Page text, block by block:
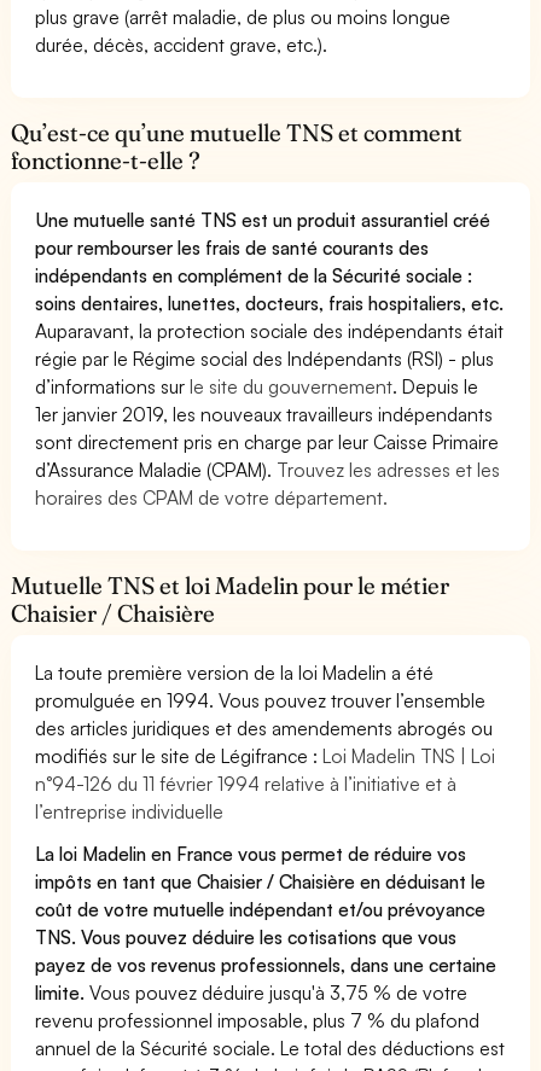
plus grave (arrêt maladie, de plus ou moins longue
durée, décès, accident grave, etc.).
Qu’est-ce qu’une mutuelle TNS et comment
fonctionne-t-elle ?
Une mutuelle santé TNS est un produit assurantiel créé
pour rembourser les frais de santé courants des
indépendants en complément de la Sécurité sociale :
soins dentaires, lunettes, docteurs, frais hospitaliers, etc.
Auparavant, la protection sociale des indépendants était
régie par le Régime social des Indépendants (RSI) - plus
d’informations surle site du gouvernement. Depuis le
1er janvier 2019, les nouveaux travailleurs indépendants
sont directement pris en charge par leur Caisse Primaire
d’Assurance Maladie (CPAM). Trouvez les adresses et les
horaires des CPAM de votre département.
Mutuelle TNS et loi Madelin pour le métier
Chaisier / Chaisière
La toute première version de la loi Madelin a été
promulguée en 1994. Vous pouvez trouver l’ensemble
des articles juridiques et des amendements abrogés ou
modifiés sur le site de Légifrance :Loi Madelin TNS | Loi
n°94-126 du 11 février 1994 relative à l’initiative et à
l’entreprise individuelle
La loi Madelin en France vous permet de réduire vos
impôts en tant que Chaisier / Chaisière en déduisant le
coût de votre mutuelle indépendant et/ou prévoyance
TNS. Vous pouvez déduire les cotisations que vous
payez de vos revenus professionnels, dans une certaine
limite.Vous pouvez déduire jusqu'à 3,75 % de votre
revenu professionnel imposable, plus 7 % du plafond
annuel de la Sécurité sociale. Le total des déductions est